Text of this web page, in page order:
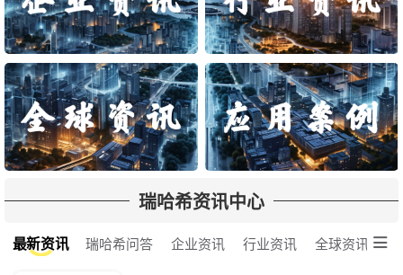
瑞哈希资讯中心
最新资讯 瑞哈希问答 企业资讯 行业资讯 全球资讯 